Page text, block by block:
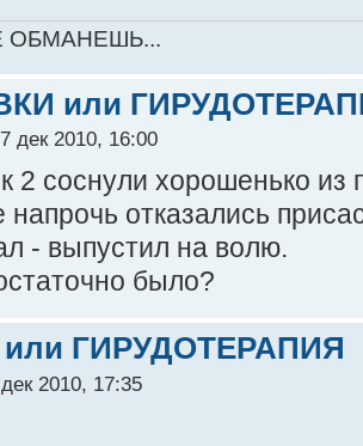
ОБМАНЕШЬ...
или
дек 2010, 16:00
2 соснули хорошенько из
напрочь отказались
- выпустил на волю.
было?
ГИРУДОТЕРАПИЯ
2010, 17:35